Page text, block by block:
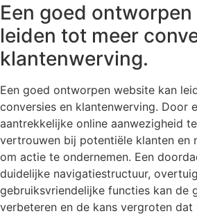
Een goed
leiden tot meer
klantenwerving.
Een goed ontworpen website kan
conversies en klantenwerving. Door
aantrekkelijke online aanwezigheid
vertrouwen bij potentiële klanten en
om actie te ondernemen. Een
duidelijke navigatiestructuur,
gebruiksvriendelijke functies kan de
verbeteren en de kans vergroten